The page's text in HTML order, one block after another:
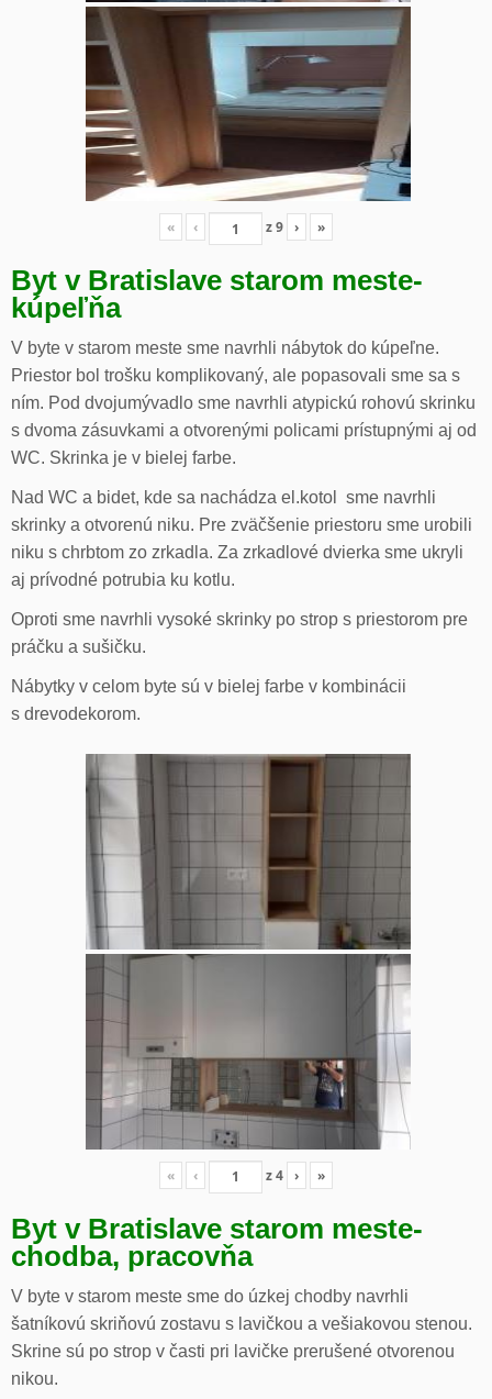
« ‹ z9 › »
Byt v Bratislave starom meste-
kúpeľňa
V byte v starom meste sme navrhli nábytok do kúpeľne.
Priestor bol trošku komplikovaný, ale popasovali sme sa s
ním. Pod dvojumývadlo sme navrhli atypickú rohovú skrinku
s dvoma zásuvkami a otvorenými policami prístupnými aj od
WC. Skrinka je v bielej farbe.
Nad WC a bidet, kde sa nachádza el.kotol sme navrhli
skrinky a otvorenú niku. Pre zväčšenie priestoru sme urobili
niku s chrbtom zo zrkadla. Za zrkadlové dvierka sme ukryli
aj prívodné potrubia ku kotlu.
Oproti sme navrhli vysoké skrinky po strop s priestorom pre
práčku a sušičku.
Nábytky v celom byte sú v bielej farbe v kombinácii
s drevodekorom.
« ‹ z4 › »
Byt v Bratislave starom meste-
chodba, pracovňa
V byte v starom meste sme do úzkej chodby navrhli
šatníkovú skriňovú zostavu s lavičkou a vešiakovou stenou.
Skrine sú po strop v časti pri lavičke prerušené otvorenou
nikou.